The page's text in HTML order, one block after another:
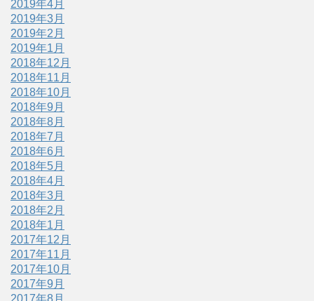
2019年4月
2019年3月
2019年2月
2019年1月
2018年12月
2018年11月
2018年10月
2018年9月
2018年8月
2018年7月
2018年6月
2018年5月
2018年4月
2018年3月
2018年2月
2018年1月
2017年12月
2017年11月
2017年10月
2017年9月
2017年8月